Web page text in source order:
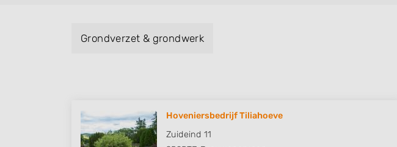
Grondverzet & grondwerk
Hoveniersbedrijf Tiliahoeve
Zuideind 11